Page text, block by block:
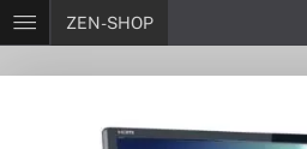
ZEN-SHOP